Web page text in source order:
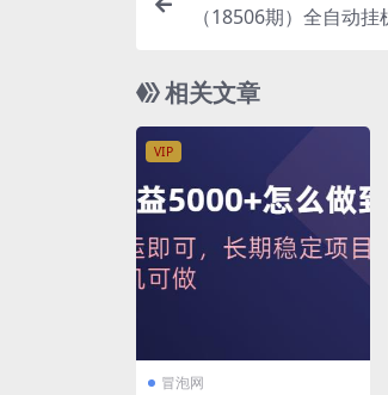
（18506期）全自动
相关文章
VIP
冒泡网